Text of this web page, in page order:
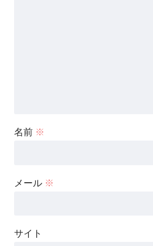
名前 ※
メール ※
サイト